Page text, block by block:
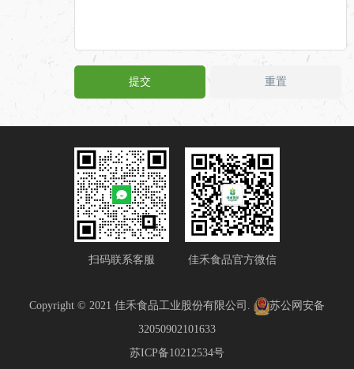
扫码联系客服 佳禾食品官方微信
Copyright © 2021 佳禾食品工业股份有限公司.
苏公网安备
32050902101633
苏ICP备10212534号